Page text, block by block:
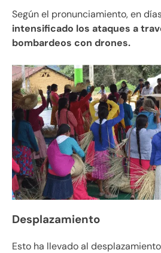
Según el pronunciamiento, en
intensificado los ataques a
bombardeos con drones.
Desplazamiento
Esto ha llevado al desplazamiento